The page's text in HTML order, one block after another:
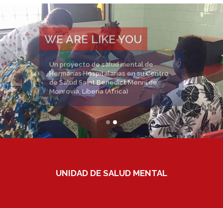
WE ARE LIKE YOU
Un proyecto de salud mental de
Hermanas Hospitalarias en su Centro
de Salud Saint Benedict Menni de
Monrovia, Liberia (África)
UNIDAD DE SALUD MENTAL